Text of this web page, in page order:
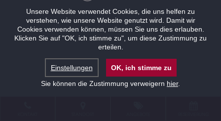
Unsere Website verwendet Cookies, die uns helfen zu
verstehen, wie unsere Website genutzt wird. Damit wir
Cookies verwenden können, müssen Sie uns dies erlauben.
Klicken Sie auf "OK, ich stimme zu", um diese Zustimmung zu
erteilen.
Einstellungen
OK, ich stimme zu
Sie können die Zustimmung verweigern hier.